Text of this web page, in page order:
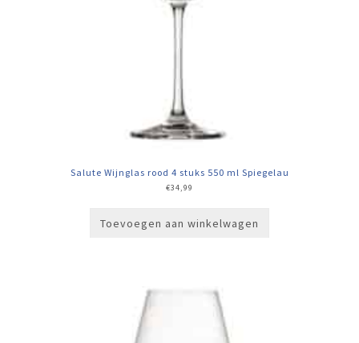
Salute Wijnglas rood 4 stuks 550 ml Spiegelau
€34,99
Toevoegen aan winkelwagen